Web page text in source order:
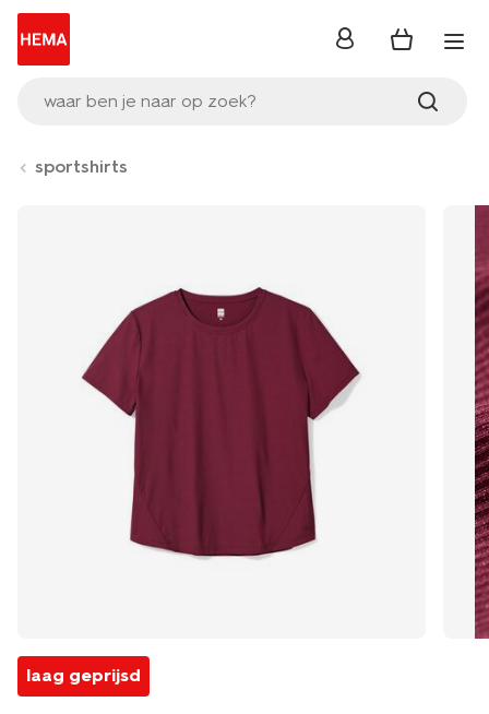
waar ben je naar op zoek?
inloggen
sportshirts
laag geprijsd